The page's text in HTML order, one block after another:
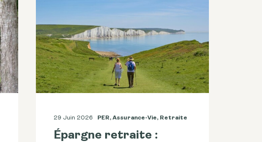
29 Juin 2026 PER, Assurance-Vie, Retraite
Épargne retraite :